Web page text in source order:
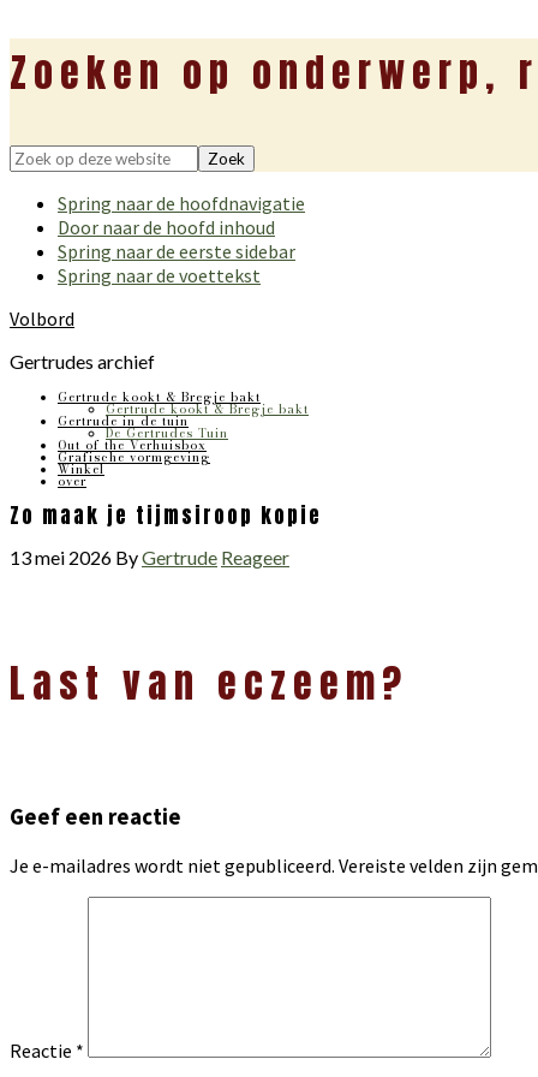
Zoeken op onderwerp,
Zoek
deze
website
Spring naar de hoofdnavigatie
Door naar de hoofd inhoud
Spring naar de eerste sidebar
Spring naar de voettekst
Volbord
Gertrudes archief
Gertrude kookt & Bregje bakt
Gertrude kookt & Bregje bakt
Gertrude in de tuin
De Gertrudes Tuin
Out of the Verhuisbox
Grafische vormgeving
Winkel
over
Zo maak je tijmsiroop kopie
13 mei 2026 ByGertrude Reageer
Interacties
Last van eczeem?
Geef een reactie
Je e-mailadres wordt niet gepubliceerd. Vereiste velden zijn
Reactie *